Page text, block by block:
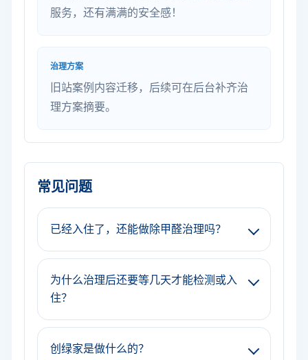
服务，还有满满的安全感！
治理方案
旧站案例内容迁移，后续可在后台补齐治
理方案摘要。
常见问题
已经入住了，还能做除甲醛治理吗？
为什么治理后还要等几天才能检测或入
住？
创绿家是做什么的？